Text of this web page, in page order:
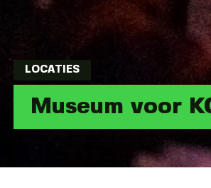
LOCATIES
Museum voor